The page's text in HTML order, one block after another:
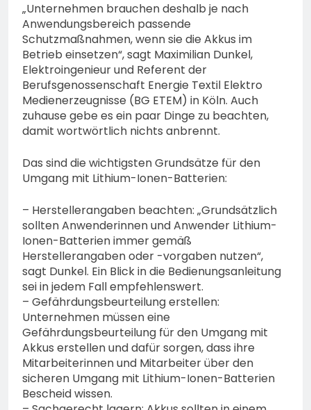
„Unternehmen brauchen deshalb je nach
Anwendungsbereich passende
Schutzmaßnahmen, wenn sie die Akkus im
Betrieb einsetzen“, sagt Maximilian Dunkel,
Elektroingenieur und Referent der
Berufsgenossenschaft Energie Textil Elektro
Medienerzeugnisse (BG ETEM) in Köln. Auch
zuhause gebe es ein paar Dinge zu beachten,
damit wortwörtlich nichts anbrennt.
Das sind die wichtigsten Grundsätze für den
Umgang mit Lithium-Ionen-Batterien:
– Herstellerangaben beachten: „Grundsätzlich
sollten Anwenderinnen und Anwender Lithium-
Ionen-Batterien immer gemäß
Herstellerangaben oder -vorgaben nutzen“,
sagt Dunkel. Ein Blick in die Bedienungsanleitung
sei in jedem Fall empfehlenswert.
– Gefährdungsbeurteilung erstellen:
Unternehmen müssen eine
Gefährdungsbeurteilung für den Umgang mit
Akkus erstellen und dafür sorgen, dass ihre
Mitarbeiterinnen und Mitarbeiter über den
sicheren Umgang mit Lithium-Ionen-Batterien
Bescheid wissen.